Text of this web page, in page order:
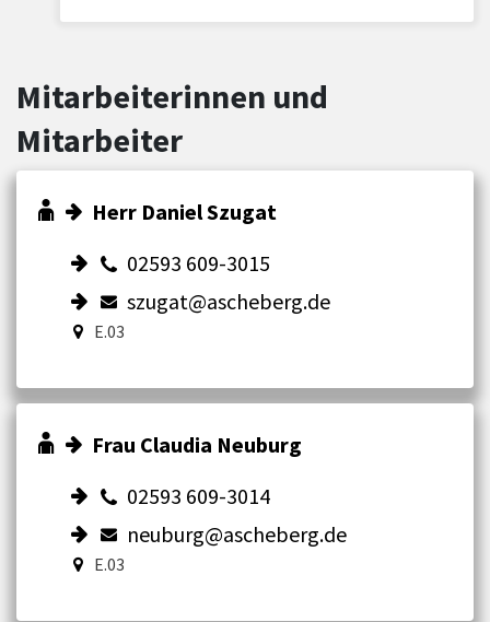
Mitarbeiterinnen und
Mitarbeiter
Herr Daniel Szugat
02593 609-3015
szugat@ascheberg.de
E.03
Frau Claudia Neuburg
02593 609-3014
neuburg@ascheberg.de
E.03